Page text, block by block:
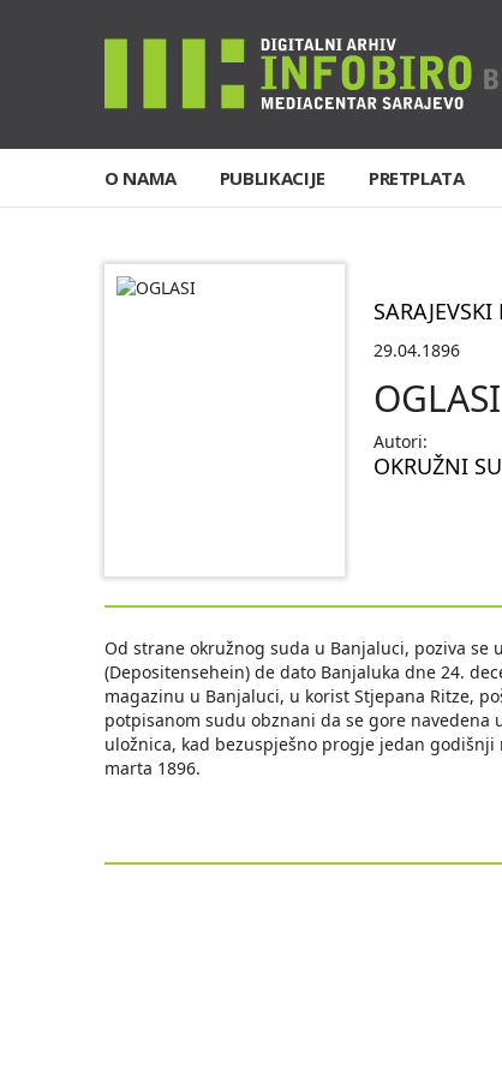
O NAMA PUBLIKACIJE PRETPLATA
SARAJEVSKI
29.04.1896
OGLASI
Autori:
OKRUŽNI
Od strane okružnog suda u Banjaluci, poziva se
(Depositensehein) de dato Banjaluka dne 24.
magazinu u Banjaluci, u korist Stjepana Ritze,
potpisanom sudu obznani da se gore navedena
uložnica, kad bezuspješno progje jedan
marta 1896.